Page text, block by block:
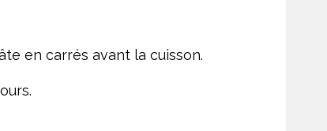
en carrés avant la cuisson.